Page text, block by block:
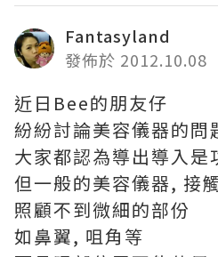
Fantasyland
發佈於 2012.10.08
近日Bee的朋友仔
紛紛討論美容儀器的問
大家都認為導出導入是
但一般的美容儀器, 接
照顧不到微細的部份
如鼻翼, 咀角等